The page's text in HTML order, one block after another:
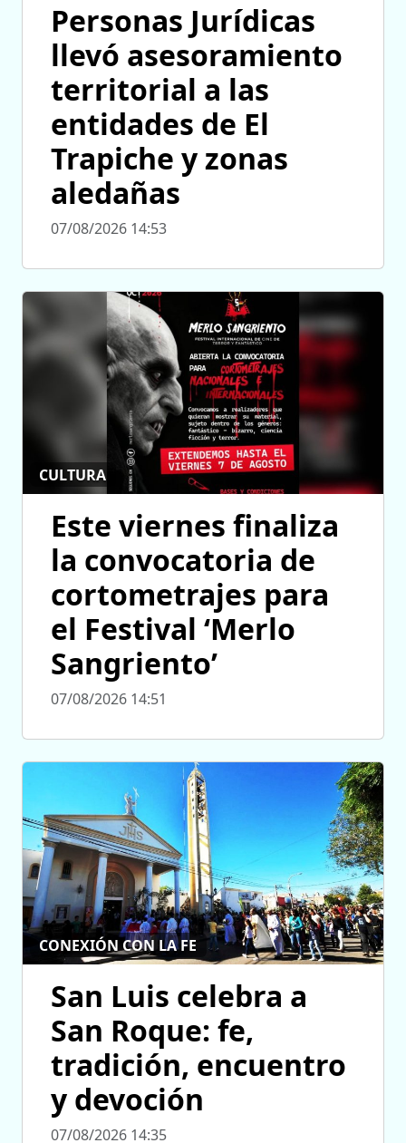
Personas Jurídicas
llevó asesoramiento
territorial a las
entidades de El
Trapiche y zonas
aledañas
07/08/2026 14:53
CULTURA
Este viernes finaliza
la convocatoria de
cortometrajes para
el Festival ‘Merlo
Sangriento’
07/08/2026 14:51
CONEXIÓN CON LA FE
San Luis celebra a
San Roque: fe,
tradición, encuentro
y devoción
07/08/2026 14:35